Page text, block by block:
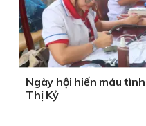
Đánh giáDầu tẩy
Điều trị dứt điểm
tìm
Ngày hội hiến máu
Thị Kỷ